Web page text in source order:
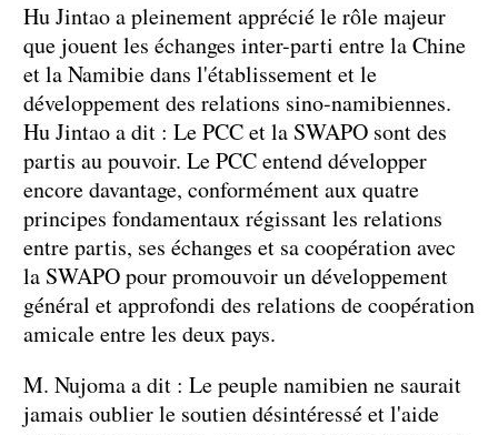
Hu Jintao a pleinement apprécié le rôle majeur
que jouent les échanges inter-parti entre la Chine
et la Namibie dans l'établissement et le
développement des relations sino-namibiennes.
Hu Jintao a dit : Le PCC et la SWAPO sont des
partis au pouvoir. Le PCC entend développer
encore davantage, conformément aux quatre
principes fondamentaux régissant les relations
entre partis, ses échanges et sa coopération avec
la SWAPO pour promouvoir un développement
général et approfondi des relations de coopération
amicale entre les deux pays.
M. Nujoma a dit : Le peuple namibien ne saurait
jamais oublier le soutien désintéressé et l'aide